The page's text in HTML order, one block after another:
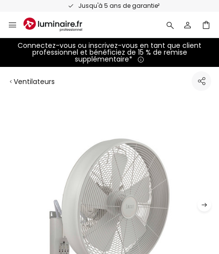
Jusqu'à 5 ans de garantie²
contenu
Connectez-vous ou inscrivez-vous en tant que client
professionnel et bénéficiez de 15 % de remise
supplémentaire*
Ventilateurs